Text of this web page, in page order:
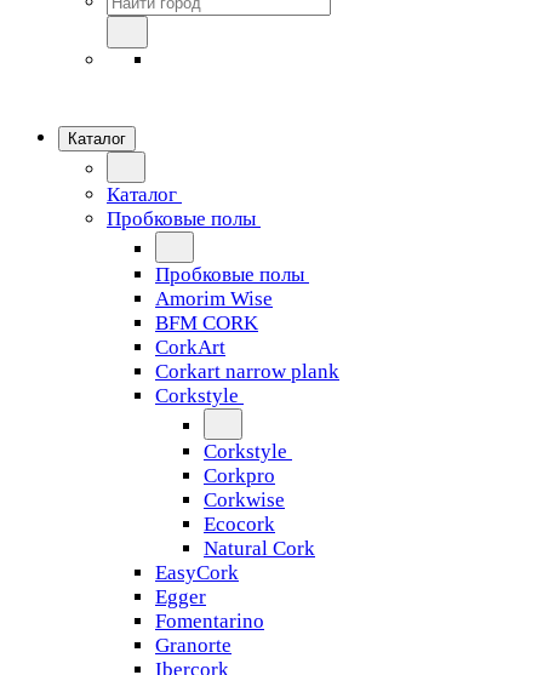
Каталог
Каталог
Пробковые полы
Пробковые полы
Amorim Wise
BFM CORK
CorkArt
Corkart narrow plank
Corkstyle
Corkstyle
Corkpro
Corkwise
Ecocork
Natural Cork
EasyCork
Egger
Fomentarino
Granorte
Ibercork